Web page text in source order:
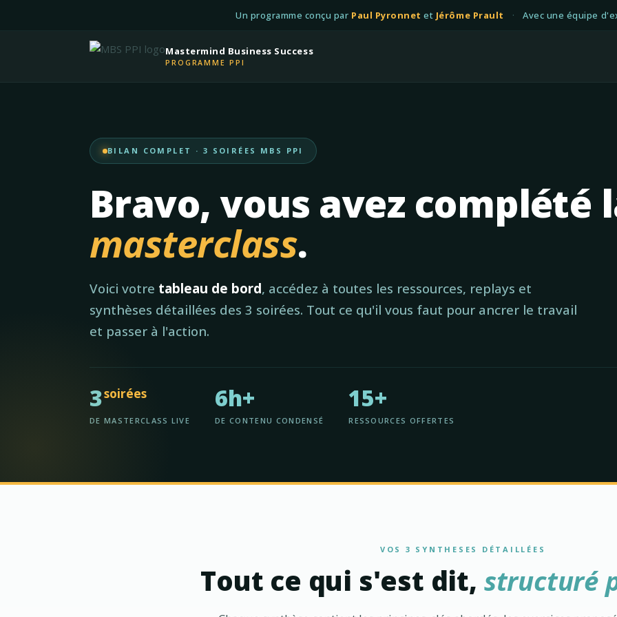
Un programme conçu par Paul Pyronnet et Jérôme Prault · Avec une équipe
Mastermind Business Success
PROGRAMME PPI
BILAN COMPLET · 3 SOIRÉES MBS PPI
Bravo, vous avez complété
masterclass.
Voici votre tableau de bord, accédez à toutes les ressources, replays et
synthèses détaillées des 3 soirées. Tout ce qu'il vous faut pour ancrer le travail
et passer à l'action.
3soirées
DE MASTERCLASS LIVE
6h+
DE CONTENU CONDENSÉ
15+
RESSOURCES OFFERTES
VOS 3 SYNTHESES DÉTAILLÉES
Tout ce qui s'est dit, structuré